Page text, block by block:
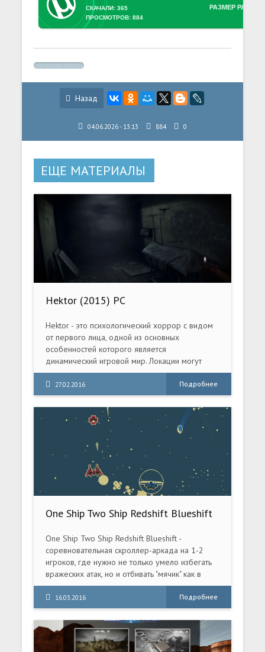
РАЗМЕР
СКАЧАЛИ: 365
ПРОСМОТРОВ: 884
Назад
04.06.2026 - 13:13 884 0
ЕЩЕ МАТЕРИАЛЫ
Hektor (2015) PC
Hektor - это психологический хоррор с видом
от первого лица, одной из основных
особенностей которого является
динамический игровой мир. Локации могут
изменяться прямо на глазах в зависимости от
действий, которые совершают игроки во
время прохождения
27.02.2016 Подробнее
One Ship Two Ship Redshift Blueshift
One Ship Two Ship Redshift Blueshift -
соревновательная скроллер-аркада на 1-2
игроков, где нужно не только умело избегать
вражеских атак, но и отбивать "мячик" как в
пинболе.
16.03.2016 Подробнее